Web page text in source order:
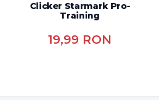
Clicker Starmark Pro-
Training
19,99 RON